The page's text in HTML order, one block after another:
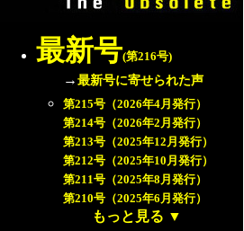
最新号(第216号)
→最新号に寄せられた声
第215号（2026年4月発行）
第214号（2026年2月発行）
第213号（2025年12月発行）
第212号（2025年10月発行）
第211号（2025年8月発行）
第210号（2025年6月発行）
もっと見る ▼